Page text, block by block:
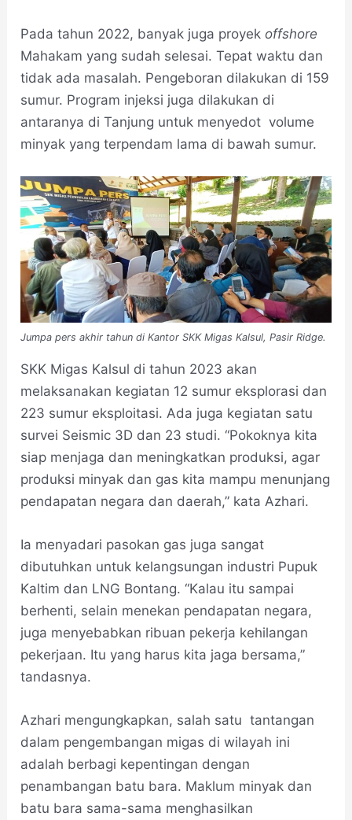
Pada tahun 2022, banyak juga proyekoffshore
Mahakam yang sudah selesai. Tepat waktu dan
tidak ada masalah. Pengeboran dilakukan di 159
sumur. Program injeksi juga dilakukan di
antaranya di Tanjung untuk menyedot volume
minyak yang terpendam lama di bawah sumur.
Jumpa pers akhir tahun di Kantor SKK Migas Kalsul, Pasir Ridge.
SKK Migas Kalsul di tahun 2023 akan
melaksanakan kegiatan 12 sumur eksplorasi dan
223 sumur eksploitasi. Ada juga kegiatan satu
survei Seismic 3D dan 23 studi. “Pokoknya kita
siap menjaga dan meningkatkan produksi, agar
produksi minyak dan gas kita mampu menunjang
pendapatan negara dan daerah,” kata Azhari.
Ia menyadari pasokan gas juga sangat
dibutuhkan untuk kelangsungan industri Pupuk
Kaltim dan LNG Bontang. “Kalau itu sampai
berhenti, selain menekan pendapatan negara,
juga menyebabkan ribuan pekerja kehilangan
pekerjaan. Itu yang harus kita jaga bersama,”
tandasnya.
Azhari mengungkapkan, salah satu tantangan
dalam pengembangan migas di wilayah ini
adalah berbagi kepentingan dengan
penambangan batu bara. Maklum minyak dan
batu bara sama-sama menghasilkan